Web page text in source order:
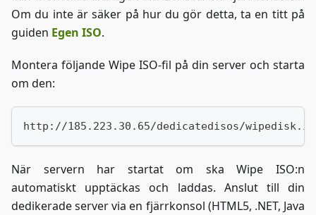
Om du inte är säker på hur du gör detta, ta en titt på
guiden Egen ISO.
Montera följande Wipe ISO-fil på din server och starta
om den:
http://185.223.30.65/dedicatedisos/
När servern har startat om ska Wipe ISO:n
automatiskt upptäckas och laddas. Anslut till din
dedikerade server via en fjärrkonsol (HTML5, .NET, Java